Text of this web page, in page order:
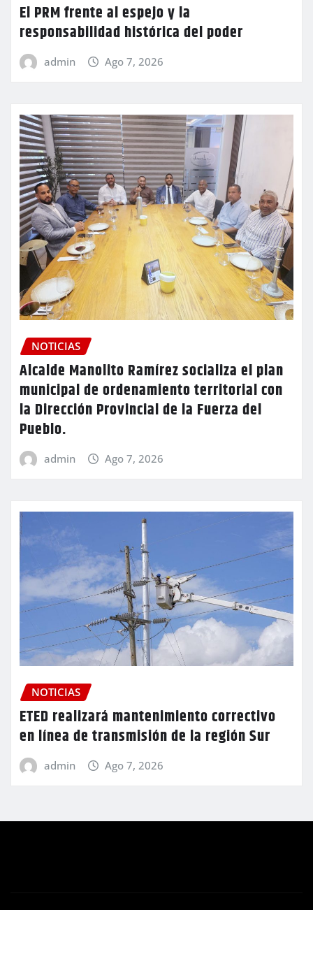
El PRM frente al espejo y la
responsabilidad histórica del poder
admin Ago 7, 2026
NOTICIAS
Alcalde Manolito Ramírez socializa el plan
municipal de ordenamiento territorial con
la Dirección Provincial de la Fuerza del
Pueblo.
admin Ago 7, 2026
NOTICIAS
ETED realizará mantenimiento correctivo
en línea de transmisión de la región Sur
admin Ago 7, 2026